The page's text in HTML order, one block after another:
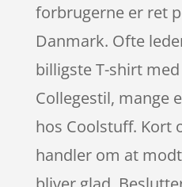
forbrugerne er ret
Danmark. Ofte
billigste T-shirt med
Collegestil, mange
hos Coolstuff. Kort
handler om at